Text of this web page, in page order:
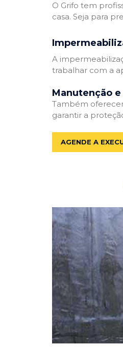
O Grifo tem
casa. Seja para
A
trabalhar com a
Manutenção
Também
garantir a
AGENDE A